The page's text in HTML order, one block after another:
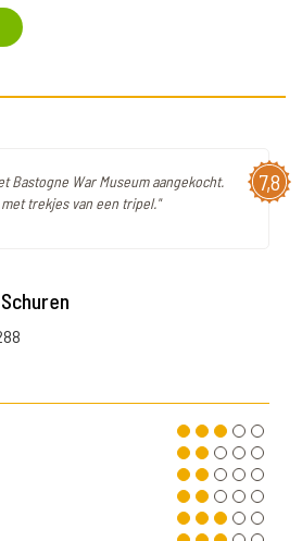
7,8
Bastogne War Museum aangekocht.
trekjes van een tripel."